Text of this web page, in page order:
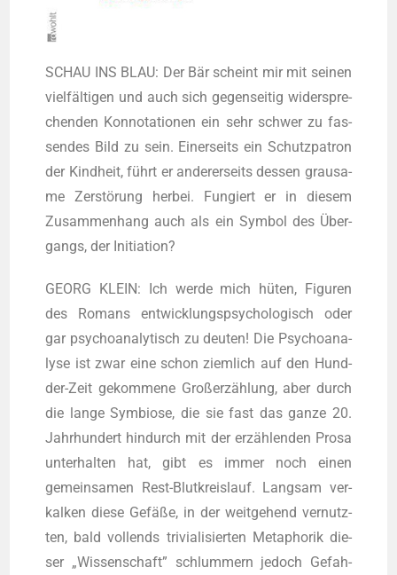
SCHAU INS BLAU: Der Bär scheint mir mit sei­nen
viel­fäl­ti­gen und auch sich gegen­sei­tig wider­spre­
chen­den Kon­no­ta­tio­nen ein sehr schwer zu fas­
sen­des Bild zu sein. Einer­seits ein Schutz­pa­tron
der Kind­heit, führt er ande­rer­seits des­sen grau­sa­
me Zer­stö­rung her­bei. Fun­giert er in die­sem
Zusam­men­hang auch als ein Sym­bol des Über­
gangs, der Initiation?
GEORG KLEIN: Ich wer­de mich hüten, Figu­ren
des Romans ent­wick­lungs­psy­cho­lo­gisch oder
gar psy­cho­ana­ly­tisch zu deu­ten! Die Psy­cho­ana­
ly­se ist zwar eine schon ziem­lich auf den Hund-
der-Zeit gekom­me­ne Groß­erzäh­lung, aber durch
die lan­ge Sym­bio­se, die sie fast das gan­ze 20.
Jahr­hun­dert hin­durch mit der erzäh­len­den Pro­sa
unter­hal­ten hat, gibt es immer noch einen
gemein­sa­men Rest-Blut­kreis­lauf. Lang­sam ver­
kal­ken die­se Gefä­ße, in der weit­ge­hend ver­nutz­
ten, bald voll­ends tri­via­li­sier­ten Meta­pho­rik die­
ser „Wis­sen­schaft” schlum­mern jedoch Gefah­